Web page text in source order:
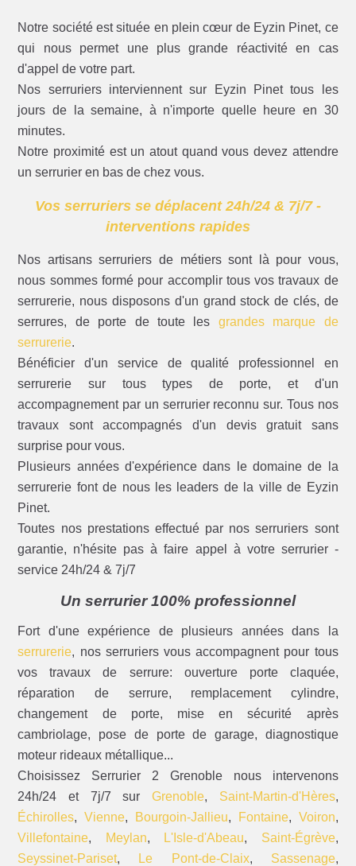
Notre société est située en plein cœur de Eyzin Pinet, ce
qui nous permet une plus grande réactivité en cas
d'appel de votre part.
Nos serruriers interviennent sur Eyzin Pinet tous les
jours de la semaine, à n'importe quelle heure en 30
minutes.
Notre proximité est un atout quand vous devez attendre
un serrurier en bas de chez vous.
Vos serruriers se déplacent 24h/24 & 7j/7 -
interventions rapides
Nos artisans serruriers de métiers sont là pour vous,
nous sommes formé pour accomplir tous vos travaux de
serrurerie, nous disposons d'un grand stock de clés, de
serrures, de porte de toute les grandes marque de
serrurerie.
Bénéficier d'un service de qualité professionnel en
serrurerie sur tous types de porte, et d'un
accompagnement par un serrurier reconnu sur. Tous nos
travaux sont accompagnés d'un devis gratuit sans
surprise pour vous.
Plusieurs années d'expérience dans le domaine de la
serrurerie font de nous les leaders de la ville de Eyzin
Pinet.
Toutes nos prestations effectué par nos serruriers sont
garantie, n'hésite pas à faire appel à votre serrurier -
service 24h/24 & 7j/7
Un serrurier 100% professionnel
Fort d'une expérience de plusieurs années dans la
serrurerie, nos serruriers vous accompagnent pour tous
vos travaux de serrure: ouverture porte claquée,
réparation de serrure, remplacement cylindre,
changement de porte, mise en sécurité après
cambriolage, pose de porte de garage, diagnostique
moteur rideaux métallique...
Choisissez Serrurier 2 Grenoble nous intervenons
24h/24 et 7j/7 sur Grenoble, Saint-Martin-d'Hères,
Échirolles,Vienne, Bourgoin-Jallieu, Fontaine, Voiron,
Villefontaine, Meylan, L'Isle-d'Abeau, Saint-Égrève,
Seyssinet-Pariset, Le Pont-de-Claix, Sassenage,